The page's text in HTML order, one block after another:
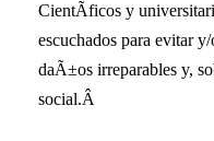
CientÃ­ficos y
escuchados para evitar
daÃ±os irreparables y,
social.Â